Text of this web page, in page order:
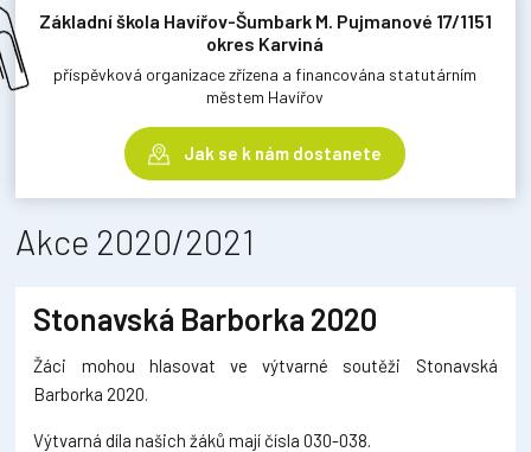
Základní škola Havířov-Šumbark M. Pujmanové 17/1151
okres Karviná
příspěvková organizace zřízena a financována statutárním
městem Havířov
Jak se k nám dostanete
Akce 2020/2021
Stonavská Barborka 2020
Žáci mohou hlasovat ve výtvarné soutěži Stonavská
Barborka 2020.
Výtvarná díla našich žáků mají čísla 030-038.